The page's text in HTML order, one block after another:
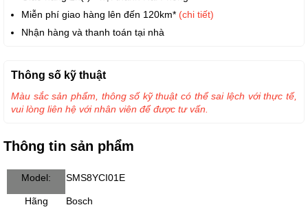
Miễn phí giao hàng lên đến 120km* (chi tiết)
Nhận hàng và thanh toán tại nhà
Thông tin sản phẩm
Model: SMS8YCI01E
Hãng
Bosch
Thông số kỹ thuật
Màu sắc sản phẩm, thông số kỹ thuật có thể sai lệch với thực tế,
vui lòng liên hệ với nhân viên để được tư vấn.